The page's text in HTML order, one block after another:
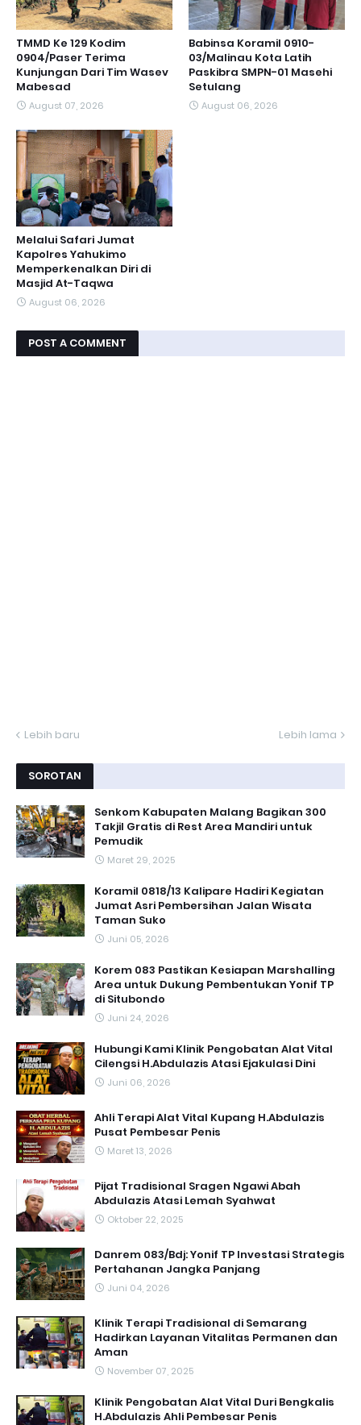
TMMD Ke 129 Kodim
0904/Paser Terima
Kunjungan Dari Tim Wasev
Mabesad
August 07, 2026
Babinsa Koramil 0910-
03/Malinau Kota Latih
Paskibra SMPN-01 Masehi
Setulang
August 06, 2026
Melalui Safari Jumat
Kapolres Yahukimo
Memperkenalkan Diri di
Masjid At-Taqwa
August 06, 2026
POST A COMMENT
Lebih baru Lebih lama
SOROTAN
Senkom Kabupaten Malang Bagikan 300
Takjil Gratis di Rest Area Mandiri untuk
Pemudik
Maret 29, 2025
Koramil 0818/13 Kalipare Hadiri Kegiatan
Jumat Asri Pembersihan Jalan Wisata
Taman Suko
Juni 05, 2026
Korem 083 Pastikan Kesiapan Marshalling
Area untuk Dukung Pembentukan Yonif TP
di Situbondo
Juni 24, 2026
Hubungi Kami Klinik Pengobatan Alat Vital
Cilengsi H.Abdulazis Atasi Ejakulasi Dini
Juni 06, 2026
Ahli Terapi Alat Vital Kupang H.Abdulazis
Pusat Pembesar Penis
Maret 13, 2026
Pijat Tradisional Sragen Ngawi Abah
Abdulazis Atasi Lemah Syahwat
Oktober 22, 2025
Danrem 083/Bdj: Yonif TP Investasi Strategis
Pertahanan Jangka Panjang
Juni 04, 2026
Klinik Terapi Tradisional di Semarang
Hadirkan Layanan Vitalitas Permanen dan
Aman
November 07, 2025
Klinik Pengobatan Alat Vital Duri Bengkalis
H.Abdulazis Ahli Pembesar Penis